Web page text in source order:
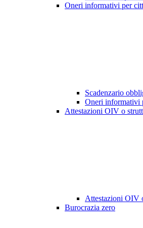
Oneri informativi per
Scadenzario
Oneri informativi
Attestazioni OIV o
Attestazioni OIV
Burocrazia zero